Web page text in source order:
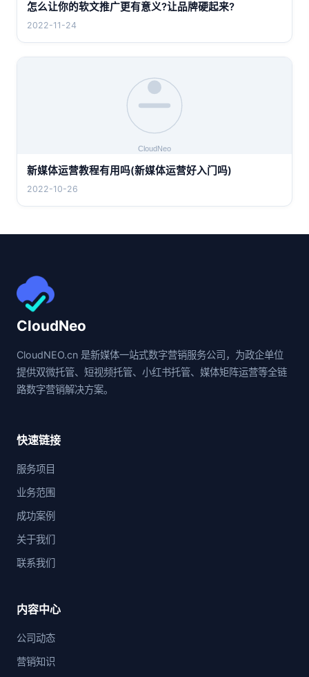
怎么让你的软文推广更有意义?让品牌硬起来?
2022-11-24
新媒体运营教程有用吗(新媒体运营好入门吗)
2022-10-26
CloudNeo
CloudNEO.cn 是新媒体一站式数字营销服务公司，为政企单位
提供双微托管、短视频托管、小红书托管、媒体矩阵运营等全链
路数字营销解决方案。
快速链接
服务项目
业务范围
成功案例
关于我们
联系我们
内容中心
公司动态
营销知识